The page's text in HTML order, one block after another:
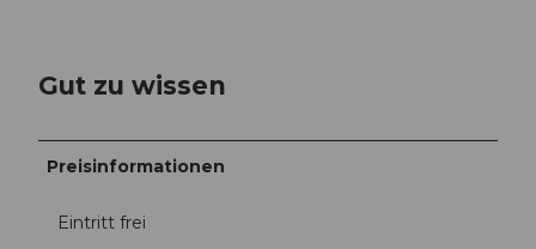
Gut zu wissen
Preisinformationen
Eintritt frei